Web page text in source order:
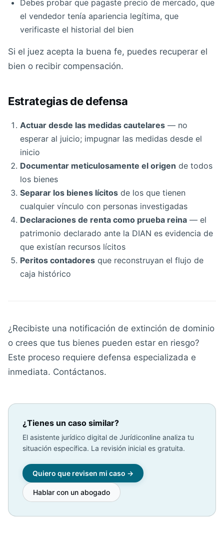
Debes probar que pagaste precio de mercado, que
el vendedor tenía apariencia legítima, que
verificaste el historial del bien
Si el juez acepta la buena fe, puedes recuperar el
bien o recibir compensación.
Estrategias de defensa
Actuar desde las medidas cautelares — no
esperar al juicio; impugnar las medidas desde el
inicio
Documentar meticulosamente el origen de todos
los bienes
Separar los bienes lícitos de los que tienen
cualquier vínculo con personas investigadas
Declaraciones de renta como prueba reina — el
patrimonio declarado ante la DIAN es evidencia de
que existían recursos lícitos
Peritos contadores que reconstruyan el flujo de
caja histórico
¿Recibiste una notificación de extinción de dominio
o crees que tus bienes pueden estar en riesgo?
Este proceso requiere defensa especializada e
inmediata. Contáctanos.
¿Tienes un caso similar?
El asistente jurídico digital de Jurídiconline analiza tu
situación específica. La revisión inicial es gratuita.
Quiero que revisen mi caso →
Hablar con un abogado